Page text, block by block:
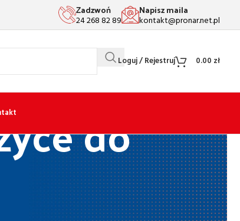
Zadzwoń
24 268 82 89
Napisz maila
kontakt@pronar.net.pl
Loguj / Rejestruj 0.00 zł
do